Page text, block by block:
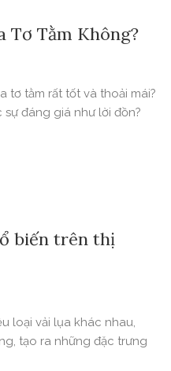
Tơ Tằm Không?
tơ tằm rất tốt và thoải mái?
đáng giá như lời đồn?
biến trên thị
loại vải lụa khác nhau,
tạo ra những đặc trưng